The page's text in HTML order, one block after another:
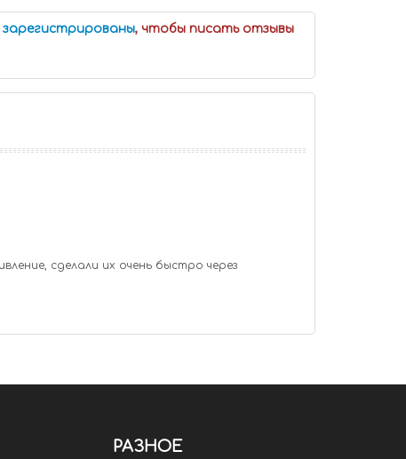
зарегистрированы, чтобы писать отзывы
сделали их очень быстро через
РАЗНОЕ